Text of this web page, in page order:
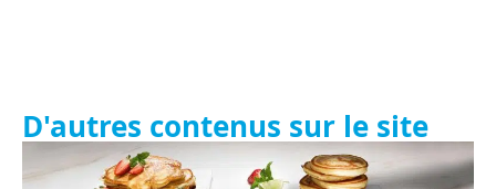
D'autres contenus sur le site